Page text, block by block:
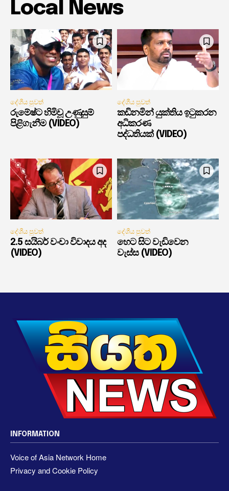
Local News
දේශීය පුවත්
රුමේෂ්ට හිමිවූ උණුසුම්
පිළිගැනීම (VIDEO)
දේශීය පුවත්
කඩිනමින් යුක්තිය ඉටුකරන
අධිකරණ
පද්ධතියක් (VIDEO)
දේශීය පුවත්
2.5 සයිබර් වංචා විවාදය අද
(VIDEO)
දේශීය පුවත්
හෙට සිට වැඩිවෙන
වැස්ස (VIDEO)
INFORMATION
Voice of Asia Network Home
Privacy and Cookie Policy